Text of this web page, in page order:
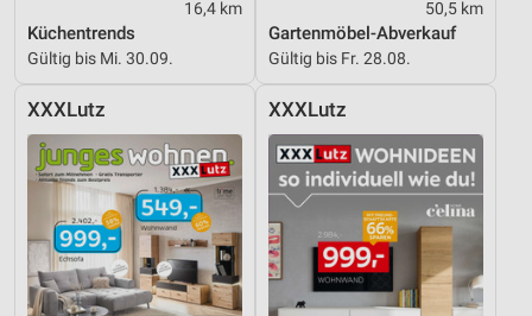
16,4 km
Küchentrends
Gültig bis Mi. 30.09.
50,5 km
Gartenmöbel-Abverkauf
Gültig bis Fr. 28.08.
XXXLutz XXXLutz
Geräte anhand von aktiv angeforderten
Informationen identifizieren
Notwendig
Performance
Funktional
Werbung